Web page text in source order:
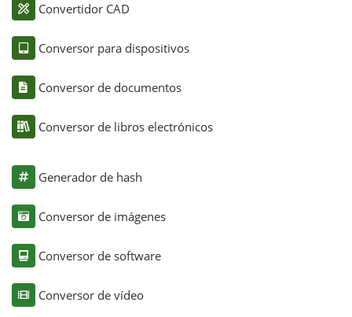
Convertidor CAD
Conversor para dispositivos
Conversor de documentos
Conversor de libros electrónicos
Generador de hash
Conversor de imágenes
Conversor de software
Conversor de vídeo